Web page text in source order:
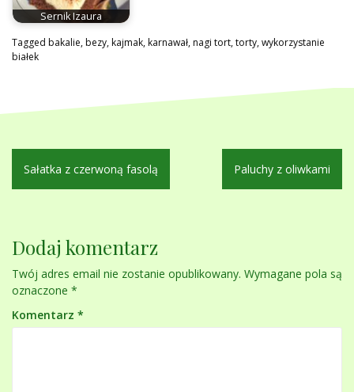
Sernik Izaura
Tagged bakalie,bezy,kajmak,karnawał,nagi tort,torty,wykorzystanie
białek
Nawigacja
wpisu
Sałatka z czerwoną fasolą Paluchy z oliwkami
Dodaj komentarz
Twój adres email nie zostanie opublikowany. Wymagane pola są
oznaczone *
Komentarz *